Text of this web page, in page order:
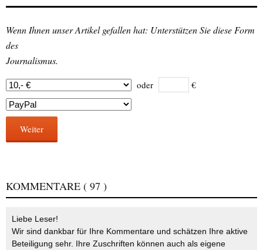
Wenn Ihnen unser Artikel gefallen hat: Unterstützen Sie diese Form
des
Journalismus.
oder €
Weiter
KOMMENTARE ( 97 )
Liebe Leser!
Wir sind dankbar für Ihre Kommentare und schätzen Ihre aktive
Beteiligung sehr. Ihre Zuschriften können auch als eigene